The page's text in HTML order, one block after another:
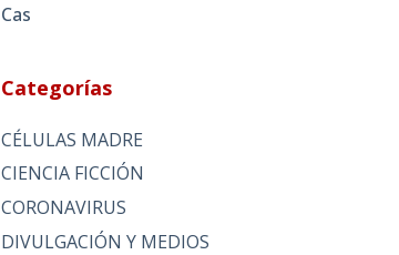
Cas
Categorías
CÉLULAS MADRE
CIENCIA FICCIÓN
CORONAVIRUS
DIVULGACIÓN Y MEDIOS